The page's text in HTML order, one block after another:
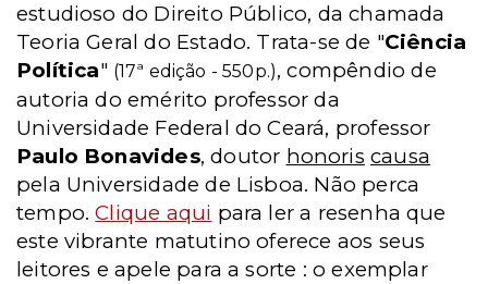
estudioso do Direito Público, da chamada
Teoria Geral do Estado. Trata-se de "Ciência
Política" (17ª edição - 550p.), compêndio de
autoria do emérito professor da
Universidade Federal do Ceará, professor
Paulo Bonavides, doutor honoris causa
pela Universidade de Lisboa. Não perca
tempo.Clique aqui para ler a resenha que
este vibrante matutino oferece aos seus
leitores e apele para a sorte : o exemplar